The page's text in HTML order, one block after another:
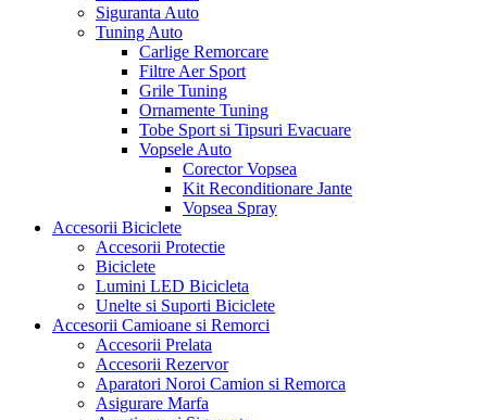
Siguranta Auto
Tuning Auto
Carlige Remorcare
Filtre Aer Sport
Grile Tuning
Ornamente Tuning
Tobe Sport si Tipsuri Evacuare
Vopsele Auto
Corector Vopsea
Kit Reconditionare Jante
Vopsea Spray
Accesorii Biciclete
Accesorii Protectie
Biciclete
Lumini LED Bicicleta
Unelte si Suporti Biciclete
Accesorii Camioane si Remorci
Accesorii Prelata
Accesorii Rezervor
Aparatori Noroi Camion si Remorca
Asigurare Marfa